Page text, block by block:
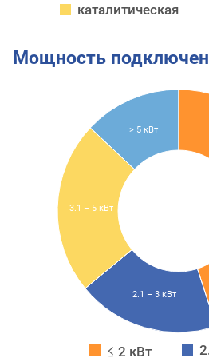
каталитическая
Мощность
2.1 – 3 кВт
3.1 – 5 кВт
> 5 кВт
≤ 2 кВт